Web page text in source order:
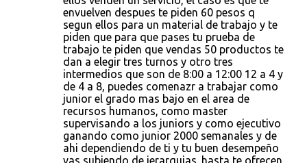
envuelven despues te piden 60 pesos q
segun ellos para un material de trabajo y te
piden que para que pases tu prueba de
trabajo te piden que vendas 50 productos te
dan a elegir tres turnos y otro tres
intermedios que son de 8:00 a 12:00 12 a 4 y
de 4 a 8, puedes comenazr a trabajar como
junior el grado mas bajo en el area de
recursos humanos, como master
supervisando a los juniors y como ejecutivo
ganando como junior 2000 semanales y de
ahi dependiendo de ti y tu buen desempeño
vas subiendo de jerarquias. hasta te ofrecen